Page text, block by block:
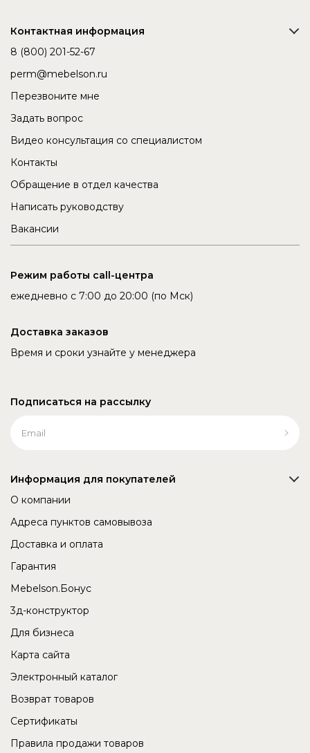
Контактная информация
8 (800) 201-52-67
perm@mebelson.ru
Перезвоните мне
Задать вопрос
Видео консультация со специалистом
Контакты
Обращение в отдел качества
Написать руководству
Вакансии
Режим работы call-центра
ежедневно с 7:00 до 20:00 (по Мск)
Доставка заказов
Время и сроки узнайте у менеджера
Подписаться на рассылку
Информация для покупателей
О компании
Адреса пунктов самовывоза
Доставка и оплата
Гарантия
Mebelson.Бонус
3д-конструктор
Для бизнеса
Карта сайта
Электронный каталог
Возврат товаров
Сертификаты
Правила продажи товаров